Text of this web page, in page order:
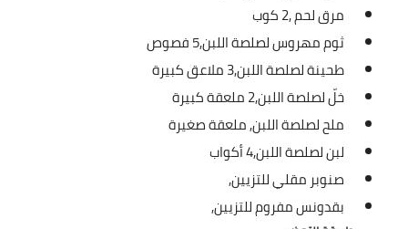
مشروبات
حلويات
مرق لحم ,2 كوب
ثوم مهروس لصلصة اللبن,5 فصوص
طحينة لصلصة اللبن,3 ملاعق كبيرة
خلّ لصلصة اللبن,2 ملعقة كبيرة
ملح لصلصة اللبن,ملعقة صغيرة
لبن لصلصة اللبن,4 أكواب
صنوبر مقلي للتزيين,
بقدونس مفروم للتزيين,